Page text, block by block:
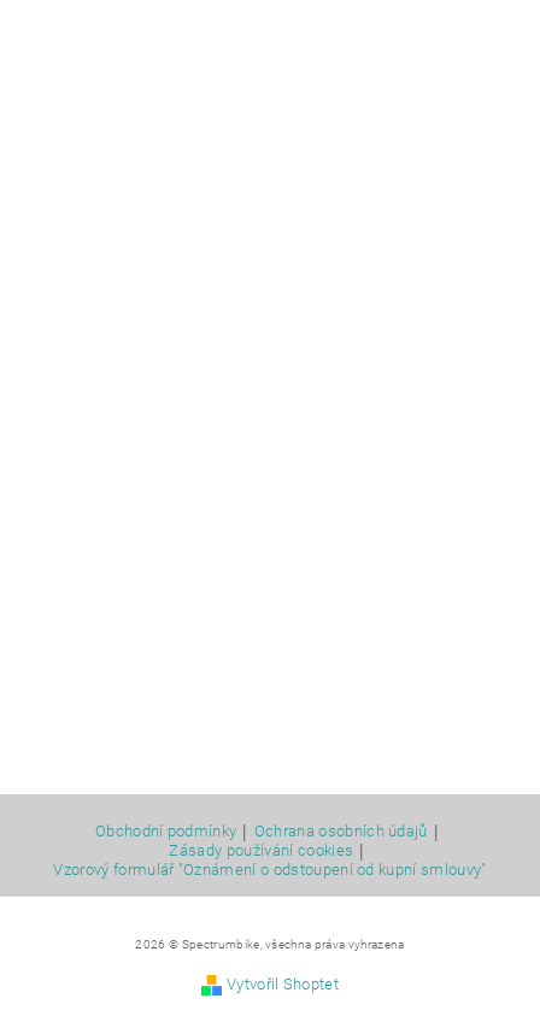
Obchodní podmínky Ochrana osobních údajů
Zásady používání cookies
Vzorový formulář "Oznámení o odstoupení od kupní smlouvy"
2026 © Spectrumbike, všechna práva vyhrazena
Vytvořil Shoptet